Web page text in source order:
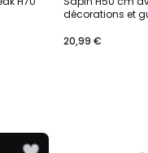
décorations et
20,99 €